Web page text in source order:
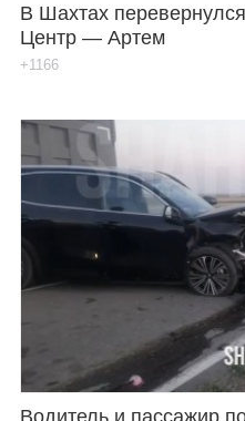
В Шахтах
Центр — Артем
+1166
Водитель и пассажир